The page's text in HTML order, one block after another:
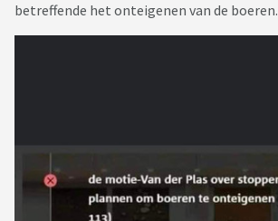
betreffende het onteigenen van de boeren.